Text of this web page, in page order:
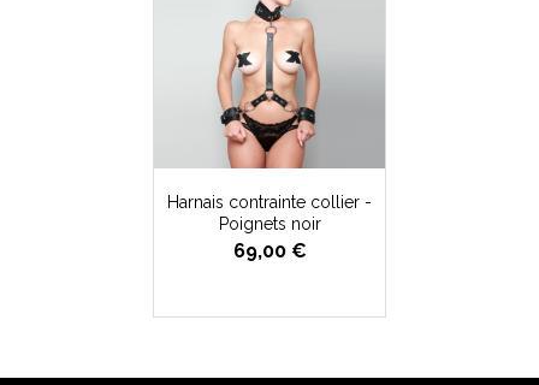
Harnais contrainte collier -
Poignets noir
69,00 €